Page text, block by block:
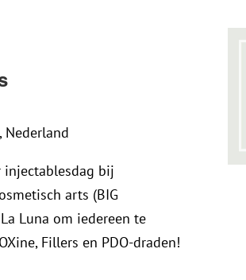
Nederland
injectablesdag bij
arts (BIG
Luna om iedereen te
Fillers en PDO-draden!